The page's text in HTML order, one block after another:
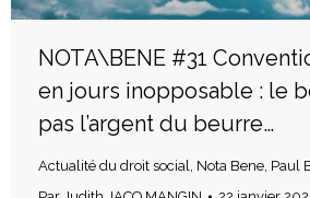
NOTA\BENE #31
en jours inopposable : le
pas l’argent du beurre…
Actualité du droit social Nota Bene Paul